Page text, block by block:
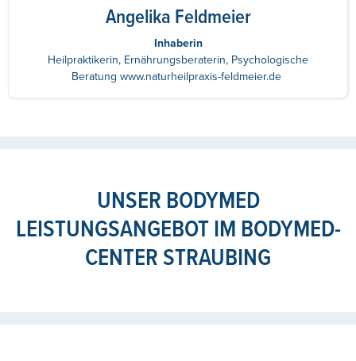
Angelika Feldmeier
Inhaberin
Heilpraktikerin, Ernährungsberaterin, Psychologische
Beratung www.naturheilpraxis-feldmeier.de
UNSER BODYMED
LEISTUNGSANGEBOT IM BODYMED-
CENTER STRAUBING